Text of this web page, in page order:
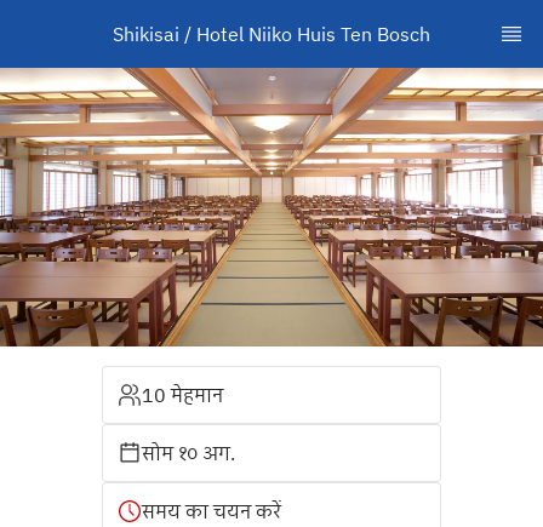
Shikisai / Hotel Niiko Huis Ten Bosch
10 मेहमान
सोम १० अग.
समय का चयन करें